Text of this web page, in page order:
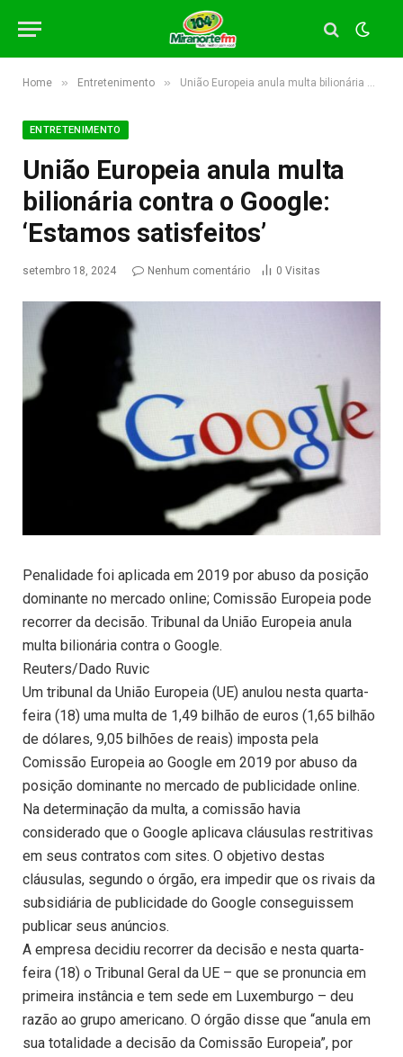
Home » Entretenimento » União Europeia anula multa bilionária contra o Google: ‘Estamos satisfeitos’
ENTRETENIMENTO
União Europeia anula multa
bilionária contra o Google:
‘Estamos satisfeitos’
setembro 18, 2024 Nenhum comentário 0 Visitas
Penalidade foi aplicada em 2019 por abuso da posição
dominante no mercado online; Comissão Europeia pode
recorrer da decisão. Tribunal da União Europeia anula
multa bilionária contra o Google.
Reuters/Dado Ruvic
Um tribunal da União Europeia (UE) anulou nesta quarta-
feira (18) uma multa de 1,49 bilhão de euros (1,65 bilhão
de dólares, 9,05 bilhões de reais) imposta pela
Comissão Europeia ao Google em 2019 por abuso da
posição dominante no mercado de publicidade online.
Na determinação da multa, a comissão havia
considerado que o Google aplicava cláusulas restritivas
em seus contratos com sites. O objetivo destas
cláusulas, segundo o órgão, era impedir que os rivais da
subsidiária de publicidade do Google conseguissem
publicar seus anúncios.
A empresa decidiu recorrer da decisão e nesta quarta-
feira (18) o Tribunal Geral da UE – que se pronuncia em
primeira instância e tem sede em Luxemburgo – deu
razão ao grupo americano. O órgão disse que “anula em
sua totalidade a decisão da Comissão Europeia”, por